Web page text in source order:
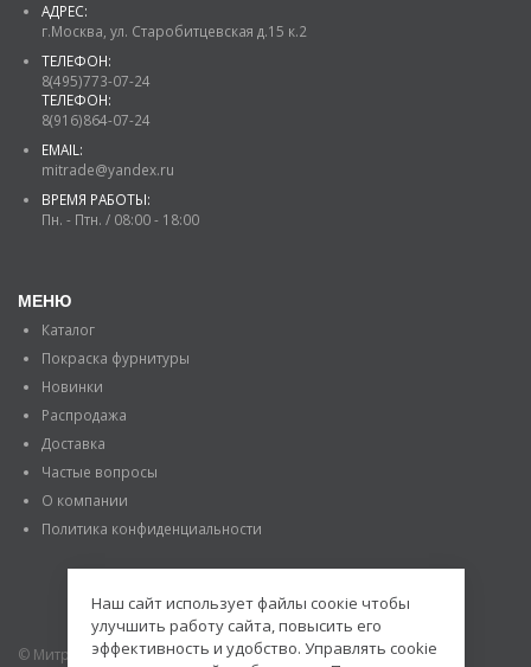
АДРЕС:
г.Москва, ул. Старобитцевская д.15 к.2
ТЕЛЕФОН:
8(495)773-07-24
ТЕЛЕФОН:
8(916)864-07-24
EMAIL:
mitrade@yandex.ru
ВРЕМЯ РАБОТЫ:
Пн. - Птн. / 08:00 - 18:00
МЕНЮ
Каталог
Покраска фурнитуры
Новинки
Распродажа
Доставка
Частые вопросы
О компании
Политика конфиденциальности
© Митраде. 2020. Все права защищены.
Наш сайт использует файлы соокіе чтобы
улучшить работу сайта, повысить его
эффективность и удобство. Управлять cookie